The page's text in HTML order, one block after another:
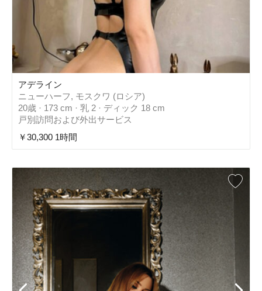
アデライン
ニューハーフ, モスクワ (ロシア)
20歳 · 173 cm · 乳 2 · ディック 18 cm
戸別訪問および外出サービス
￥30,300 1時間